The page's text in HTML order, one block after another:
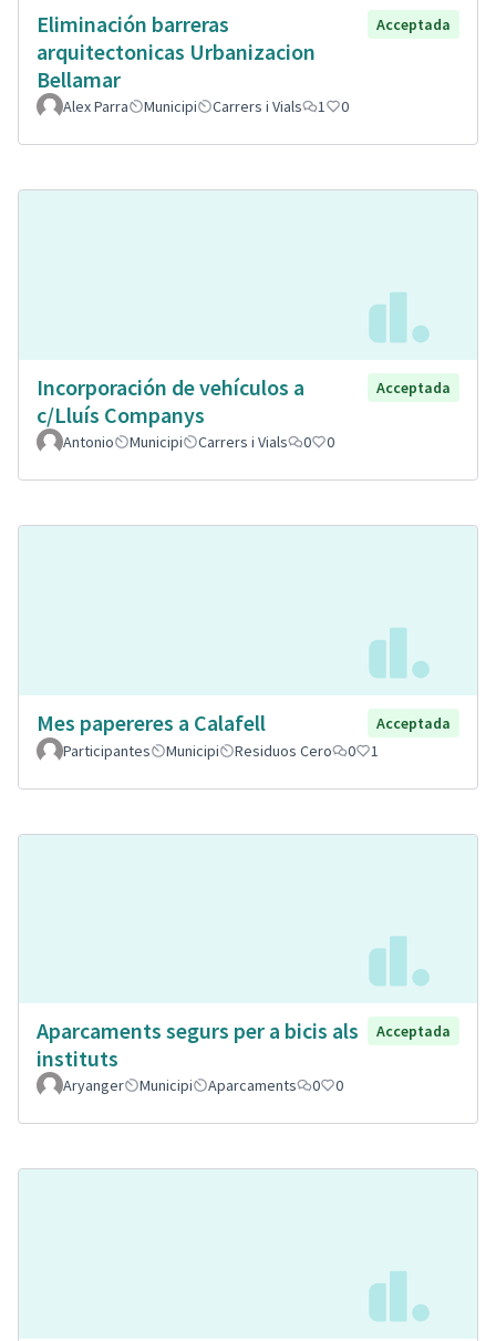
Eliminación barreras
arquitectonicas Urbanizacion
Bellamar
Acceptada
Alex Parra Municipi Carrers i Vials 1 0
Incorporación de vehículos a
c/Lluís Companys
Acceptada
Antonio Municipi Carrers i Vials 0 0
Mes papereres a Calafell
Acceptada
Participantes
Municipi Residuos Cero 0 1
Aparcaments segurs per a bicis als
instituts
Acceptada
Aryanger Municipi Aparcaments 0 0